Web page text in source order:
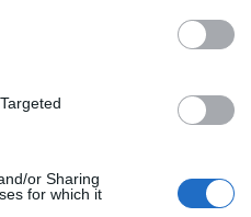
or Sharing
for which it